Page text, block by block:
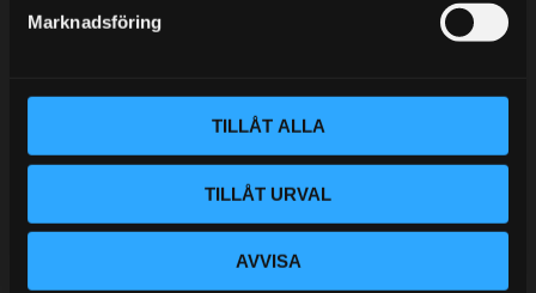
Marknadsföring
TILLÅT ALLA
TILLÅT URVAL
AVVISA
MY PAGES